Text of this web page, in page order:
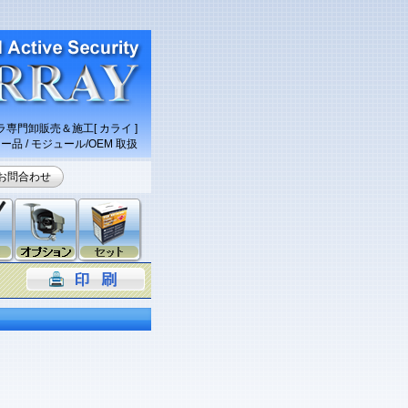
専門卸販売＆施工[ カライ ]
品 / モジュール/OEM 取扱
問合わせ